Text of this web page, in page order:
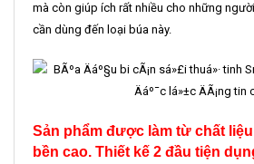
mà còn giúp ích rất nhiều cho những
cần dùng đến loại búa này.
Sản phẩm được làm từ chất
bền cao. Thiết kế 2 đầu tiện